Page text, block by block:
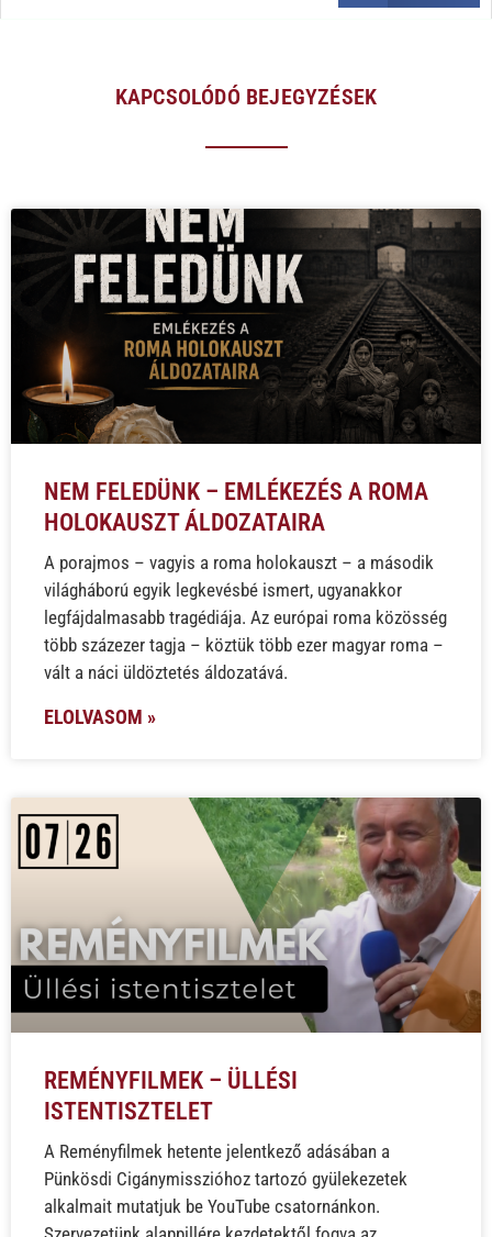
KAPCSOLÓDÓ BEJEGYZÉSEK
NEM FELEDÜNK – EMLÉKEZÉS A ROMA
HOLOKAUSZT ÁLDOZATAIRA
A porajmos – vagyis a roma holokauszt – a második
világháború egyik legkevésbé ismert, ugyanakkor
legfájdalmasabb tragédiája. Az európai roma közösség
több százezer tagja – köztük több ezer magyar roma –
vált a náci üldöztetés áldozatává.
ELOLVASOM »
REMÉNYFILMEK – ÜLLÉSI
ISTENTISZTELET
A Reményfilmek hetente jelentkező adásában a
Pünkösdi Cigánymisszióhoz tartozó gyülekezetek
alkalmait mutatjuk be YouTube csatornánkon.